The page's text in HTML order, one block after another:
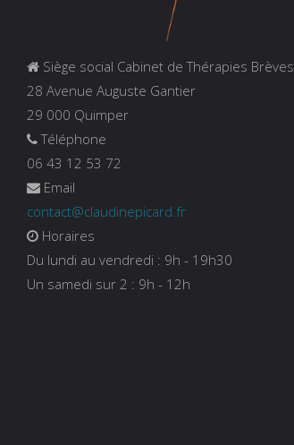
Siège social Cabinet de Thérapies Brèves
28 Avenue Auguste Gantier
29 000 Quimper
Téléphone
06 43 12 53 72
Email
contact@claudinepicard.fr
Horaires
Du lundi au vendredi : 9h - 19h30
Un samedi sur 2 : 9h - 12h